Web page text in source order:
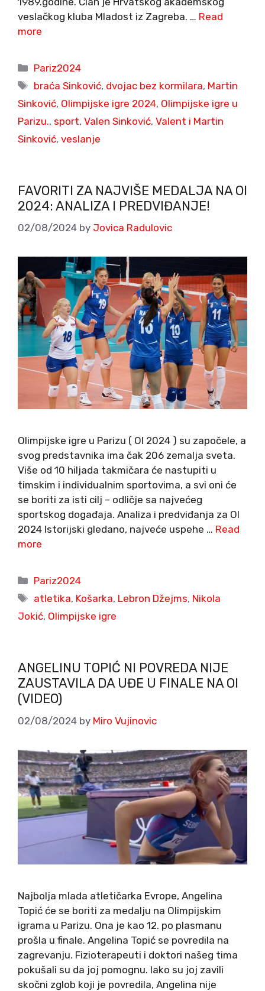
veslačkog kluba Mladost iz Zagreba. … Read
more
Categories
Pariz2024
Tags
braća Sinković, dvojac bez kormilara, Martin
Sinković, Olimpijske igre 2024, Olimpijske igre u
Parizu., sport, Valen Sinković, Valent i Martin
Sinković, veslanje
FAVORITI ZA NAJVIŠE MEDALJA NA OI
2024: ANALIZA I PREDVIĐANJE!
02/08/2024 by Jovica Radulovic
Olimpijske igre u Parizu ( OI 2024 ) su započele, a
svog predstavnika ima čak 206 zemalja sveta.
Više od 10 hiljada takmičara će nastupiti u
timskim i individualnim sportovima, a svi oni će
se boriti za isti cilj – odličje sa najvećeg
sportskog događaja. Analiza i predviđanja za OI
2024 Istorijski gledano, najveće uspehe … Read
more
Categories
Pariz2024
Tags
atletika, Košarka, Lebron Džejms, Nikola
Jokić, Olimpijske igre
ANGELINU TOPIĆ NI POVREDA NIJE
ZAUSTAVILA DA UĐE U FINALE NA OI
(VIDEO)
02/08/2024 by Miro Vujinovic
Najbolja mlada atletičarka Evrope, Angelina
Topić će se boriti za medalju na Olimpijskim
igrama u Parizu. Ona je kao 12. po plasmanu
prošla u finale. Angelina Topić se povredila na
zagrevanju. Fizioterapeuti i doktori našeg tima
pokušali su da joj pomognu. Iako su joj zavili
skočni zglob koji je povredila, Angelina nije